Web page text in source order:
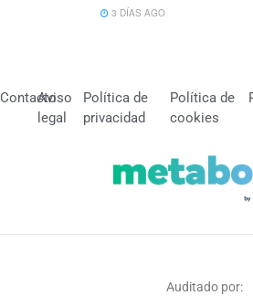
3 DÍAS AGO
ContactoAviso
legal
Política de
privacidad
Política de
cookies
Auditado por: